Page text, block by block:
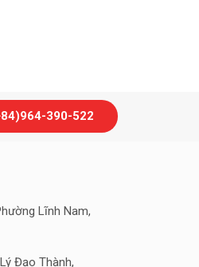
390-522
Lĩnh Nam,
Đạo Thành,